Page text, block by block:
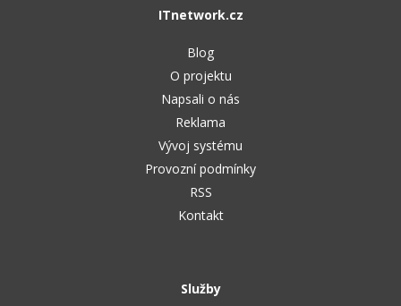
ITnetwork.cz
Blog
O projektu
Napsali o nás
Reklama
Vývoj systému
Provozní podmínky
RSS
Kontakt
Služby